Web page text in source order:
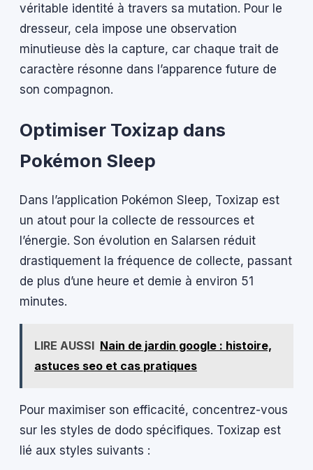
véritable identité à travers sa mutation. Pour le
dresseur, cela impose une observation
minutieuse dès la capture, car chaque trait de
caractère résonne dans l’apparence future de
son compagnon.
Optimiser Toxizap dans
Pokémon Sleep
Dans l’application Pokémon Sleep, Toxizap est
un atout pour la collecte de ressources et
l’énergie. Son évolution en Salarsen réduit
drastiquement la fréquence de collecte, passant
de plus d’une heure et demie à environ 51
minutes.
LIRE AUSSI Nain de jardin google : histoire,
astuces seo et cas pratiques
Pour maximiser son efficacité, concentrez-vous
sur les styles de dodo spécifiques. Toxizap est
lié aux styles suivants :